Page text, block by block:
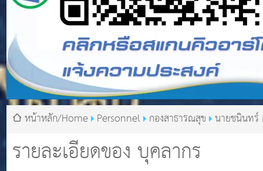
รายละเอียดของ บุคลากร
หน้าหลัก/Home Personnel กองสาธารณสุข นายชนินทร์